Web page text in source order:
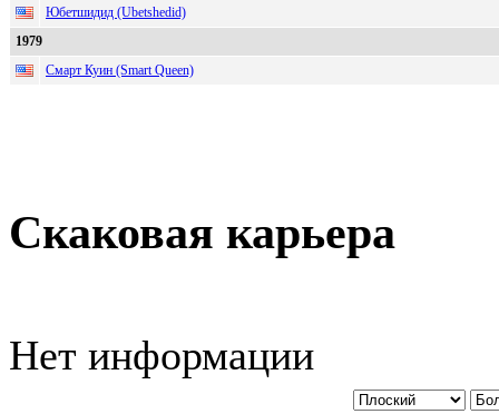
Юбетшидид (Ubetshedid)
1979
Смарт Куин (Smart Queen)
Скаковая карьера
Нет информации